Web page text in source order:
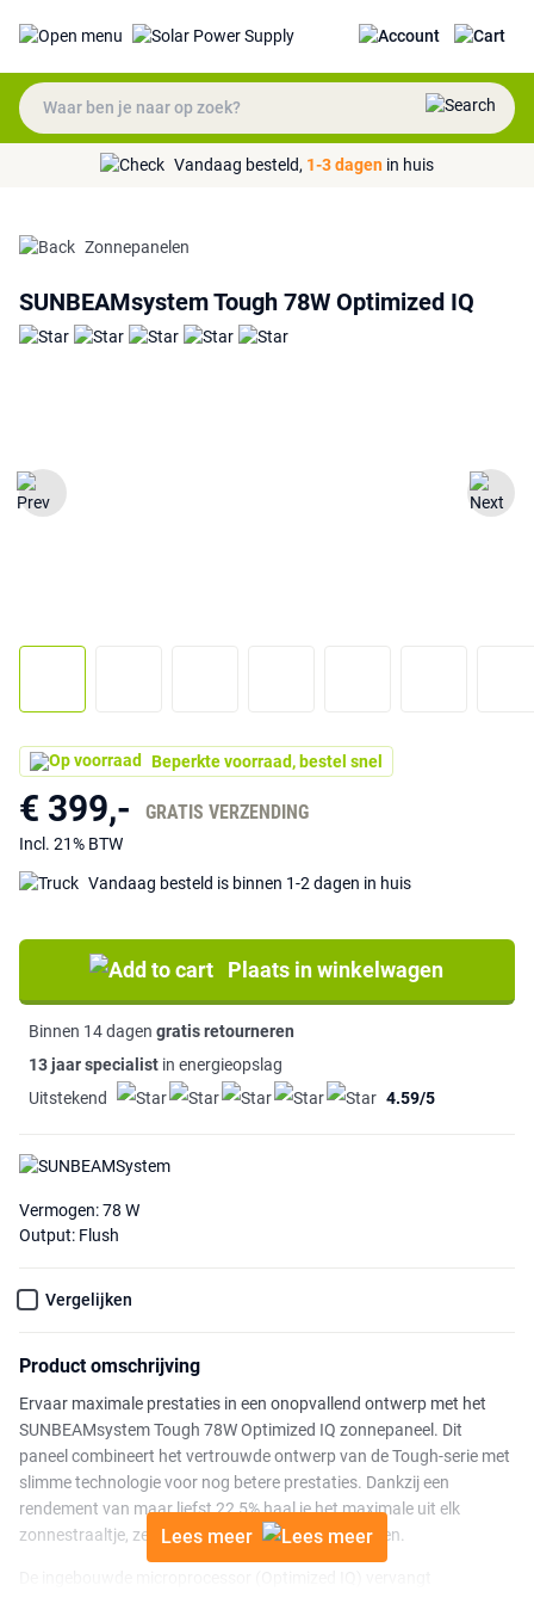
Vandaag besteld, 1-3 dagen in huis
Zonnepanelen
SUNBEAMsystem Tough 78W Optimized IQ
Beperkte voorraad, bestel snel
€ 399,- GRATIS VERZENDING
Incl. 21% BTW
Vandaag besteld is binnen 1-2 dagen in huis
Plaats in winkelwagen
Binnen 14 dagen gratis retourneren
13 jaar specialist in energieopslag
Uitstekend
4.59/5
Vermogen: 78 W
Output: Flush
Vergelijken
Product omschrijving
Ervaar maximale prestaties in een onopvallend ontwerp met het
SUNBEAMsystem Tough 78W Optimized IQ zonnepaneel. Dit
paneel combineert het vertrouwde ontwerp van de Tough-serie met
slimme technologie voor nog betere prestaties. Dankzij een
rendement van maar liefst 22,5% haal je het maximale uit elk
zonnestraaltje, zelfs bij wisselende omstandigheden.
Lees meer